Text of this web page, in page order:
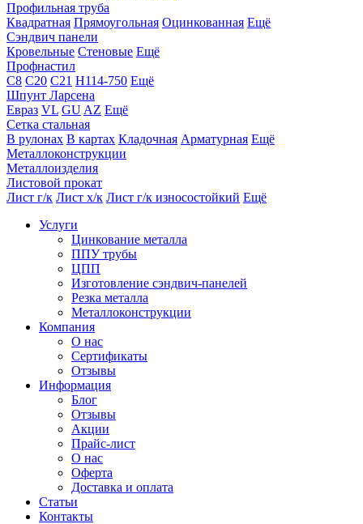
Профильная труба
Квадратная Прямоугольная Оцинкованная Ещё
Сэндвич панели
Кровельные Стеновые Ещё
Профнастил
С8 С20 С21 Н114-750 Ещё
Шпунт Ларсена
Евраз VL GU AZ Ещё
Сетка стальная
В рулонах В картах Кладочная Арматурная Ещё
Металлоконструкции
Металлоизделия
Листовой прокат
Лист г/к Лист х/к Лист г/к износостойкий Ещё
Услуги
Цинкование металла
ППУ трубы
ЦПП
Изготовление сэндвич-панелей
Резка металла
Металлоконструкции
Компания
О нас
Сертификаты
Отзывы
Информация
Блог
Отзывы
Акции
Прайс-лист
О нас
Оферта
Доставка и оплата
Статьи
Контакты